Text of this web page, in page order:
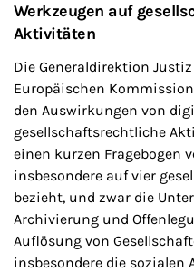
Werkzeugen auf
Aktivitäten
Die Generaldirektion
Europäischen
den Auswirkungen von
gesellschaftsrechtliche
einen kurzen Fragebogen
insbesondere auf vier
bezieht, und zwar die
Archivierung und
Auflösung von
insbesondere die sozialen